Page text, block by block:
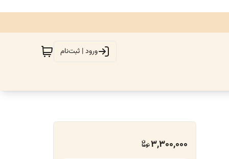
ورود | ثبت‌نام
3,300,000